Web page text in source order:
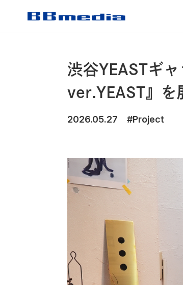
OUR
NEWS
COMPANY
理念 カルチャー
BB MAGAZINE
渋谷YEASTギ
ver.YEAST』を
2026.05.27 #Project